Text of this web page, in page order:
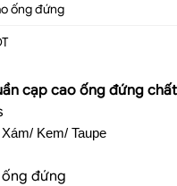
ống đứng
cạp cao ống đứng
Kem/ Taupe
đứng